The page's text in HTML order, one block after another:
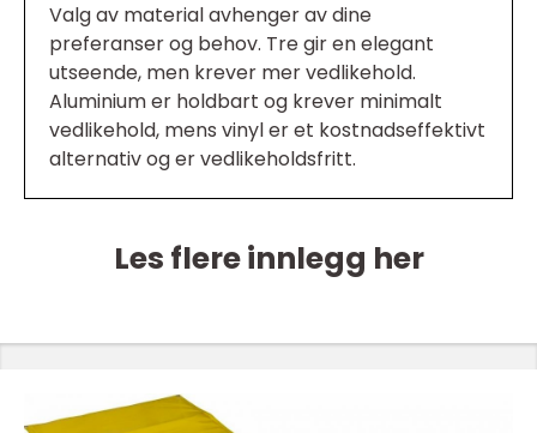
Valg av material avhenger av dine
preferanser og behov. Tre gir en elegant
utseende, men krever mer vedlikehold.
Aluminium er holdbart og krever minimalt
vedlikehold, mens vinyl er et kostnadseffektivt
alternativ og er vedlikeholdsfritt.
Les flere innlegg her